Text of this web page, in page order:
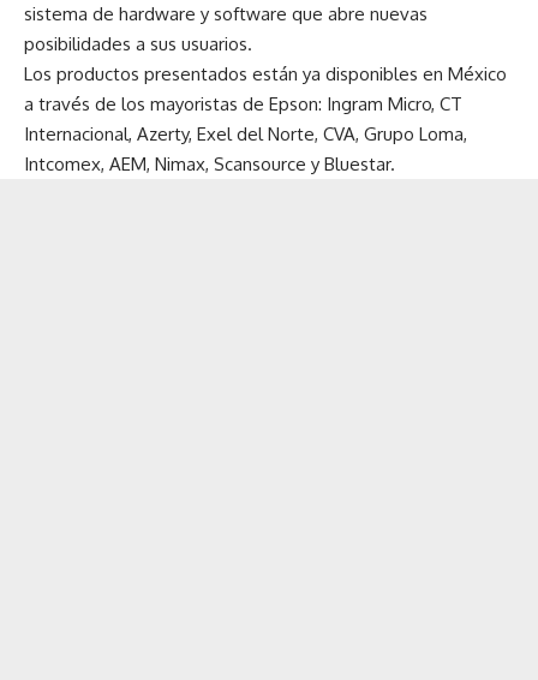
sistema de hardware y software que abre nuevas
posibilidades a sus usuarios.
Los productos presentados están ya disponibles en México
a través de los mayoristas de Epson: Ingram Micro, CT
Internacional, Azerty, Exel del Norte, CVA, Grupo Loma,
Intcomex, AEM, Nimax, Scansource y Bluestar.